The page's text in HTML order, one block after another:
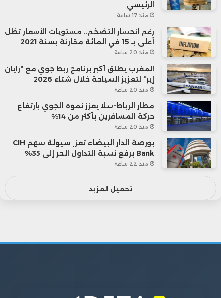
الرئيسي
منذ 17 ساعة
رغم انحسار التضخم.. مستويات الأسعار تظل
أعلى بـ 15 في المائة مقارنة بسنة 2021
منذ 20 ساعة
المغرب يطلق أكبر برنامج ربط جوي مع “رايان
إير” لتعزيز السياحة خلال شتاء 2026
منذ 20 ساعة
مطار الرباط-سلا يعزز نموه الجوي بارتفاع
حركة المسافرين بأكثر من 14%
منذ 20 ساعة
بورصة الدار البيضاء تعزز سيولة سهم CIH
Bank برفع نسبة التداول الحر إلى 35%
منذ 22 ساعة
تحميل المزيد